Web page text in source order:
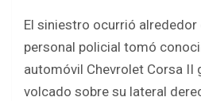
El siniestro ocurrió alrededor
personal policial tomó
automóvil Chevrolet Corsa II
volcado sobre su lateral